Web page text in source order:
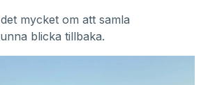
mycket om att samla
blicka tillbaka.